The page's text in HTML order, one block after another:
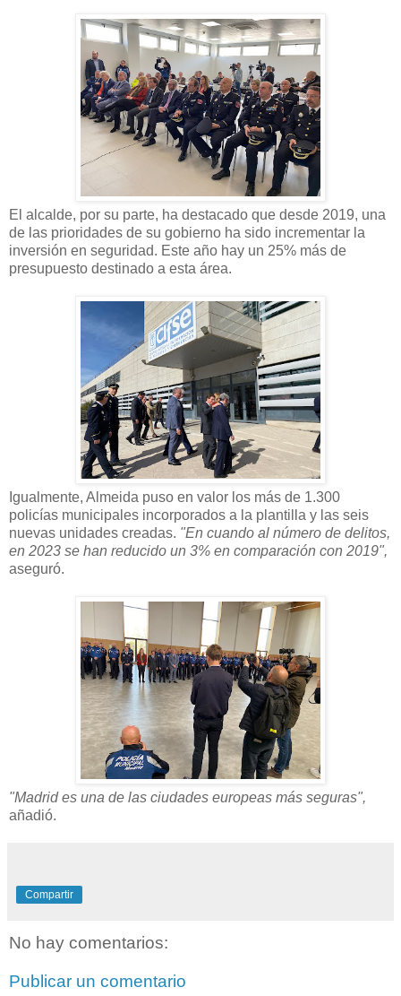
El alcalde, por su parte, ha destacado que desde 2019, una
de las prioridades de su gobierno ha sido incrementar la
inversión en seguridad. Este año hay un 25% más de
presupuesto destinado a esta área.
Igualmente, Almeida puso en valor los más de 1.300
policías municipales incorporados a la plantilla y las seis
nuevas unidades creadas. "En cuando al número de delitos,
en 2023 se han reducido un 3% en comparación con 2019",
aseguró.
"Madrid es una de las ciudades europeas más seguras",
añadió.
Compartir
No hay comentarios:
Publicar un comentario